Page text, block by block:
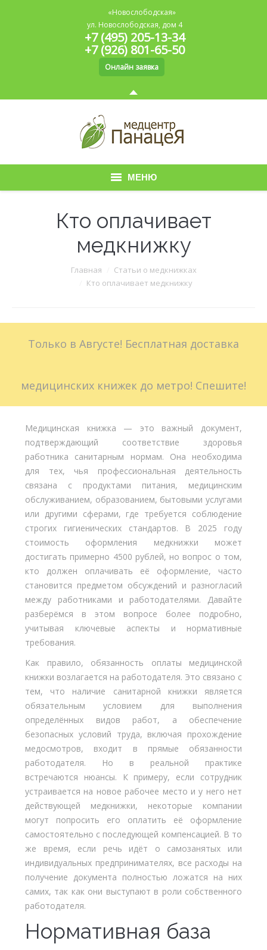
«Новослободская»
ул. Новослободская, дом 4
+7 (495) 205-13-34
+7 (926) 801-65-50
Онлайн заявка
МЕНЮ
Больничные листы
Доставка
Кто оплачивает
медкнижку
Главная
Статьи о медкнижках
Кто оплачивает медкнижку
Только в Августе! Бесплатная доставка
медицинских книжек до метро! Спешите!
Медицинская книжка — это важный документ,
подтверждающий соответствие здоровья
работника санитарным нормам. Она необходима
для тех, чья профессиональная деятельность
связана с продуктами питания, медицинским
обслуживанием, образованием, бытовыми услугами
или другими сферами, где требуется соблюдение
строгих гигиенических стандартов. В 2025 году
стоимость оформления медкнижки может
достигать примерно 4500 рублей, но вопрос о том,
кто должен оплачивать её оформление, часто
становится предметом обсуждений и разногласий
между работниками и работодателями. Давайте
разберёмся в этом вопросе более подробно,
учитывая ключевые аспекты и нормативные
требования.
Как правило, обязанность оплаты медицинской
книжки возлагается на работодателя. Это связано с
тем, что наличие санитарной книжки является
обязательным условием для выполнения
определённых видов работ, а обеспечение
безопасных условий труда, включая прохождение
медосмотров, входит в прямые обязанности
работодателя. Но в реальной практике
встречаются нюансы. К примеру, если сотрудник
устраивается на новое рабочее место и у него нет
действующей медкнижки, некоторые компании
могут попросить его оплатить её оформление
самостоятельно с последующей компенсацией. В то
же время, если речь идёт о самозанятых или
индивидуальных предпринимателях, все расходы на
получение документа полностью ложатся на них
самих, так как они выступают в роли собственного
работодателя.
Нормативная база